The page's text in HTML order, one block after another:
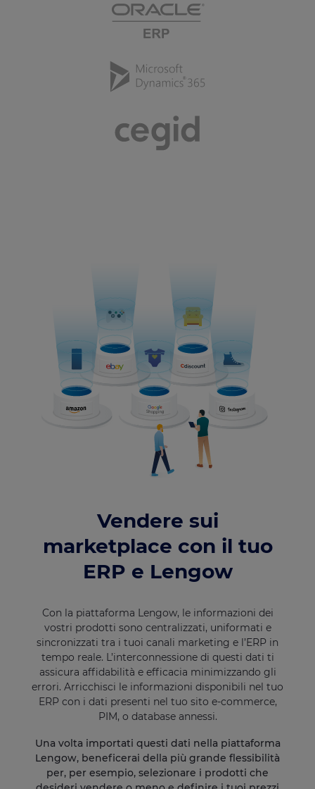
Vendere sui
marketplace con il tuo
ERP e Lengow
Con la piattaforma Lengow, le informazioni dei
vostri prodotti sono centralizzati, uniformati e
sincronizzati tra i tuoi canali marketing e l’ERP in
tempo reale. L’interconnessione di questi dati ti
assicura affidabilità e efficacia minimizzando gli
errori. Arricchisci le informazioni disponibili nel tuo
ERP con i dati presenti nel tuo sito e-commerce,
PIM, o database annessi.
Una volta importati questi dati nella piattaforma
Lengow, beneficerai della più grande flessibilità
per, per esempio, selezionare i prodotti che